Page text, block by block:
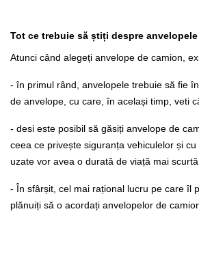
Tot ce trebuie să știți despre
Atunci când alegeți anvelope de camion,
- în primul rând, anvelopele trebuie să fie
de anvelope, cu care, în același timp, veti
- desi este posibil să găsiți anvelope de
ceea ce privește siguranța vehiculelor și
uzate vor avea o durată de viață mai scurtă.
- În sfârșit, cel mai rațional lucru pe care îl
plănuiți să o acordați anvelopelor de